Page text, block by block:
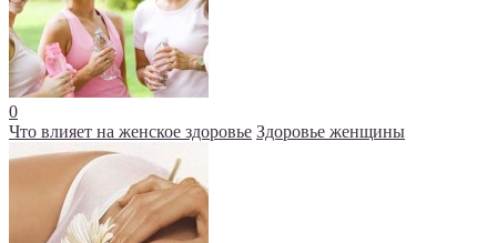
0
Что влияет на женское здоровье Здоровье женщины